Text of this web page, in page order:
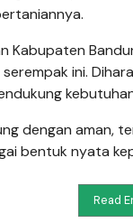
Kabupaten
ini.
dengan
bentuk nyata
Read